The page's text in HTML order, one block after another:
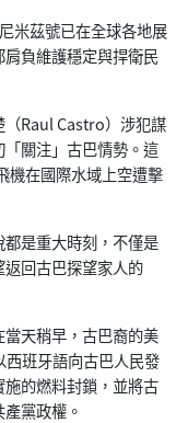
尼米茲號已在全球各地展
肩負維護穩定與捍衛民
（Raul Castro）涉犯謀
「關注」古巴情勢。這
機在國際水域上空遭擊
是重大時刻， 不僅是
返回古巴探望家人的
天稍早， 古巴裔的美
班牙語向古巴人民發
的燃料封鎖， 並將古
黨政權。